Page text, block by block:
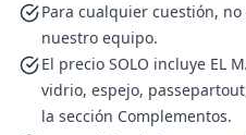
Para cualquier cuestión,
nuestro equipo.
El precio SOLO incluye EL
vidrio, espejo,
la sección Complementos.